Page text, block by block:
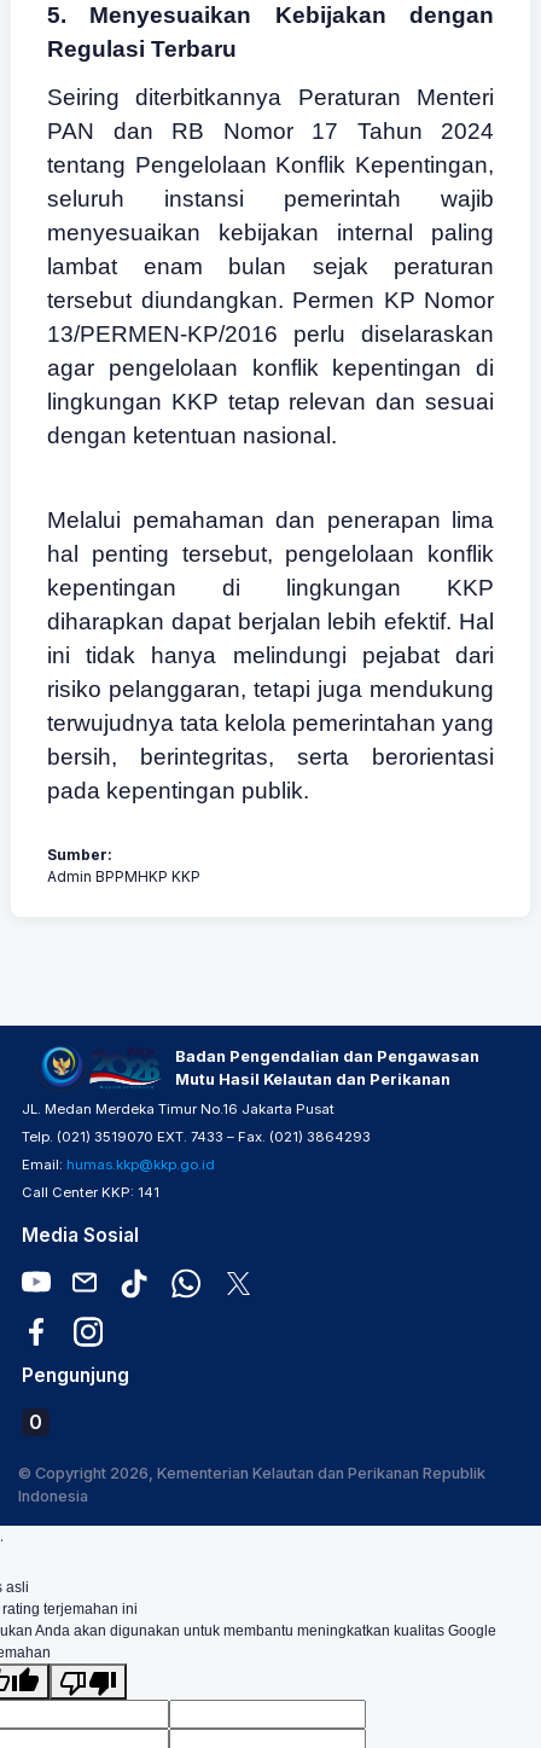
5. Menyesuaikan Kebijakan dengan
Regulasi Terbaru
Seiring diterbitkannya Peraturan Menteri
PAN dan RB Nomor 17 Tahun 2024
tentang Pengelolaan Konflik Kepentingan,
seluruh instansi pemerintah wajib
menyesuaikan kebijakan internal paling
lambat enam bulan sejak peraturan
tersebut diundangkan. Permen KP Nomor
13/PERMEN-KP/2016 perlu diselaraskan
agar pengelolaan konflik kepentingan di
lingkungan KKP tetap relevan dan sesuai
dengan ketentuan nasional.
Melalui pemahaman dan penerapan lima
hal penting tersebut, pengelolaan konflik
kepentingan di lingkungan KKP
diharapkan dapat berjalan lebih efektif. Hal
ini tidak hanya melindungi pejabat dari
risiko pelanggaran, tetapi juga mendukung
terwujudnya tata kelola pemerintahan yang
bersih, berintegritas, serta berorientasi
pada kepentingan publik.
Sumber:
Admin BPPMHKP KKP
Badan Pengendalian dan Pengawasan
Mutu Hasil Kelautan dan Perikanan
JL. Medan Merdeka Timur No.16 Jakarta Pusat
Telp. (021) 3519070 EXT. 7433 – Fax. (021) 3864293
Email: humas.kkp@kkp.go.id
Call Center KKP: 141
Media Sosial
Pengunjung
0
© Copyright 2026, Kementerian Kelautan dan Perikanan Republik
Indonesia
.
asli
terjemahan ini
Anda akan digunakan untuk membantu meningkatkan kualitas Google